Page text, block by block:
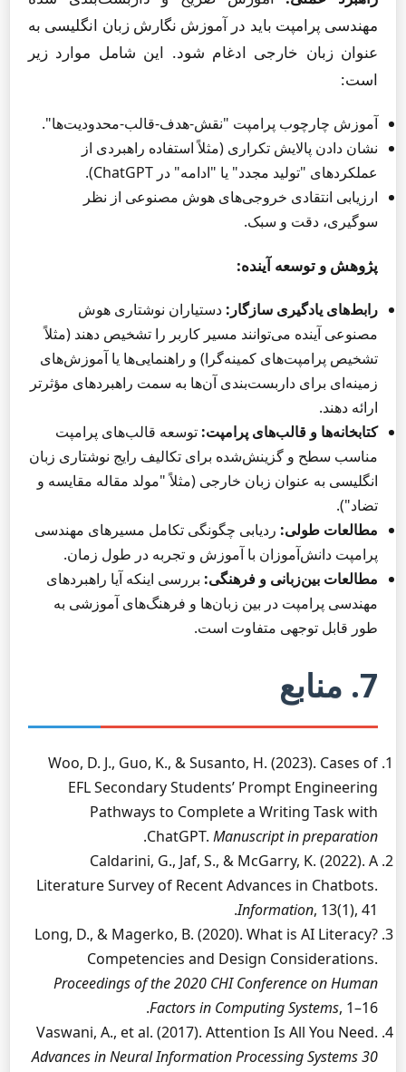
مهندسی پرامپت باید در آموزش نگارش زبان انگلیسی به
عنوان زبان خارجی ادغام شود. این شامل موارد زیر
است:
آموزش چارچوب پرامپت "نقش-هدف-قالب-محدودیت‌ها".
نشان دادن پالایش تکراری (مثلاً استفاده راهبردی از
عملکردهای "تولید مجدد" یا "ادامه" در ChatGPT).
ارزیابی انتقادی خروجی‌های هوش مصنوعی از نظر
سوگیری، دقت و سبک.
پژوهش و توسعه آینده:
رابط‌های یادگیری سازگار: دستیاران نوشتاری هوش
مصنوعی آینده می‌توانند مسیر کاربر را تشخیص دهند (مثلاً
تشخیص پرامپت‌های کمینه‌گرا) و راهنمایی‌ها یا آموزش‌های
زمینه‌ای برای داربست‌بندی آن‌ها به سمت راهبردهای مؤثرتر
ارائه دهند.
کتابخانه‌ها و قالب‌های پرامپت: توسعه قالب‌های پرامپت
مناسب سطح و گزینش‌شده برای تکالیف رایج نوشتاری زبان
انگلیسی به عنوان زبان خارجی (مثلاً "مولد مقاله مقایسه و
تضاد").
مطالعات طولی: ردیابی چگونگی تکامل مسیرهای مهندسی
پرامپت دانش‌آموزان با آموزش و تجربه در طول زمان.
مطالعات بین‌زبانی و فرهنگی: بررسی اینکه آیا راهبردهای
مهندسی پرامپت در بین زبان‌ها و فرهنگ‌های آموزشی به
طور قابل توجهی متفاوت است.
7. منابع
Woo, D. J., Guo, K., & Susanto, H. (2023). Cases of
EFL Secondary Students’ Prompt Engineering
Pathways to Complete a Writing Task with
ChatGPT. Manuscript in preparation
.
Caldarini, G., Jaf, S., & McGarry, K. (2022). A
Literature Survey of Recent Advances in Chatbots.
Information, 13(1), 41.
Long, D., & Magerko, B. (2020). What is AI Literacy?
Competencies and Design Considerations.
Proceedings of the 2020 CHI Conference on Human
Factors in Computing Systems, 1–16.
Vaswani, A., et al. (2017). Attention Is All You Need.
Advances in Neural Information Processing Systems 30